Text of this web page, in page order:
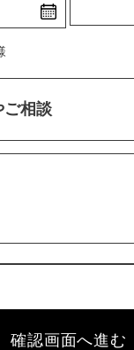
ご相談
確認画面へ進む